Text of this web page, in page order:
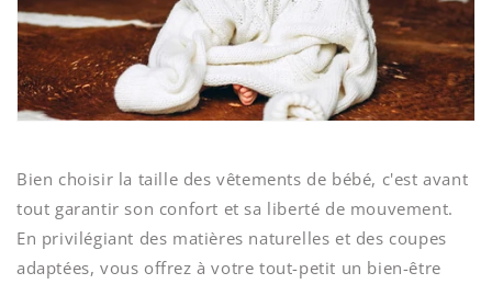
Bien choisir la taille des vêtements de bébé, c'est avant
tout garantir son confort et sa liberté de mouvement.
En privilégiant des matières naturelles et des coupes
adaptées, vous offrez à votre tout-petit un bien-être